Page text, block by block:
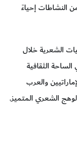
النشاطات إحياءً
الشعرية خلال
الثقافية
والعرب
الشعري المتميز.